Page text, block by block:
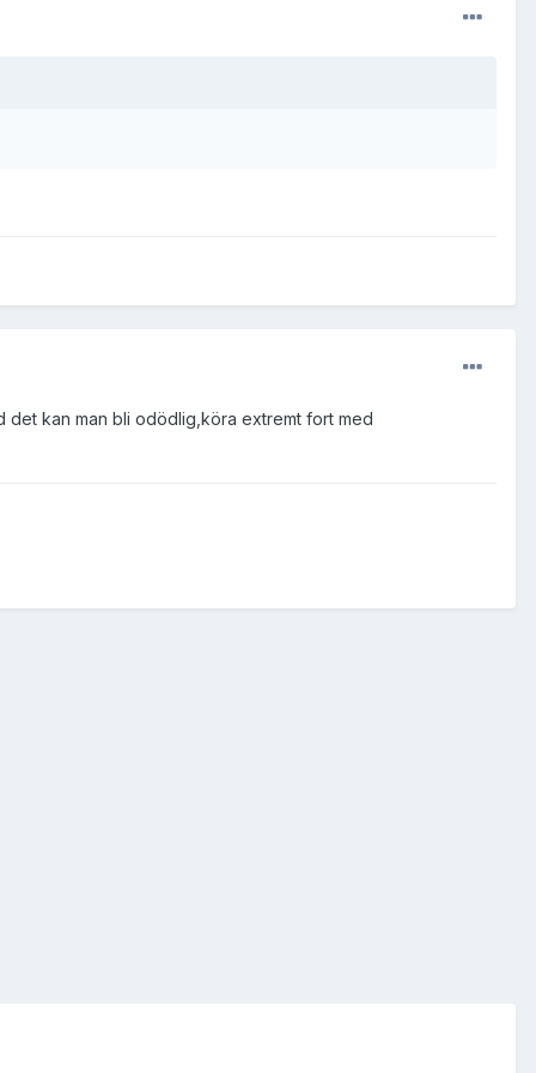
det kan man bli odödlig,köra extremt fort med